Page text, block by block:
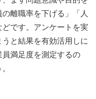
離職率を下げる」「人
です。アンケートを実
と結果を有効活用しに
員満足度を測定するの